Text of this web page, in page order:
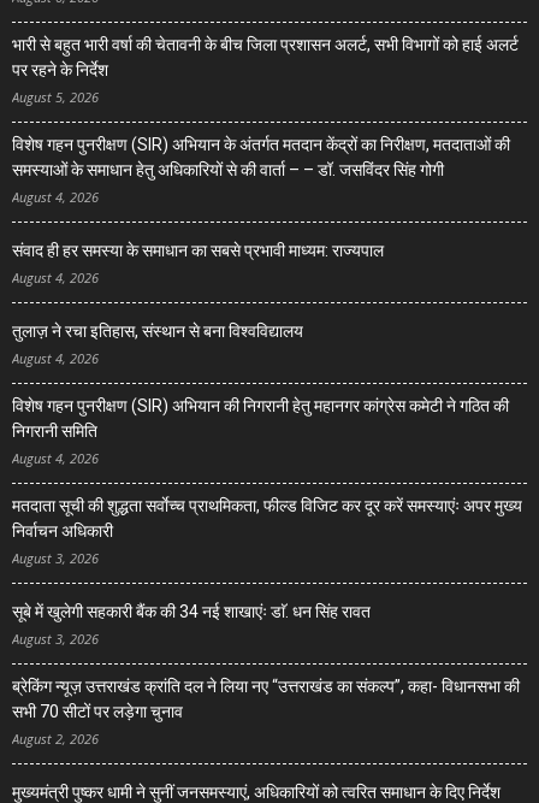
भारी से बहुत भारी वर्षा की चेतावनी के बीच जिला प्रशासन अलर्ट, सभी विभागों को हाई अलर्ट
पर रहने के निर्देश
August 5, 2026
विशेष गहन पुनरीक्षण (SIR) अभियान के अंतर्गत मतदान केंद्रों का निरीक्षण, मतदाताओं की
समस्याओं के समाधान हेतु अधिकारियों से की वार्ता – – डॉ. जसविंदर सिंह गोगी
August 4, 2026
संवाद ही हर समस्या के समाधान का सबसे प्रभावी माध्यम: राज्यपाल
August 4, 2026
तुलाज़ ने रचा इतिहास, संस्थान से बना विश्वविद्यालय
August 4, 2026
विशेष गहन पुनरीक्षण (SIR) अभियान की निगरानी हेतु महानगर कांग्रेस कमेटी ने गठित की
निगरानी समिति
August 4, 2026
मतदाता सूची की शुद्धता सर्वाेच्च प्राथमिकता, फील्ड विजिट कर दूर करें समस्याएंः अपर मुख्य
निर्वाचन अधिकारी
August 3, 2026
सूबे में खुलेगी सहकारी बैंक की 34 नई शाखाएंः डाॅ. धन सिंह रावत
August 3, 2026
ब्रेकिंग न्यूज़ उत्तराखंड क्रांति दल ने लिया नए “उत्तराखंड का संकल्प”, कहा- विधानसभा की
सभी 70 सीटों पर लड़ेगा चुनाव
August 2, 2026
मुख्यमंत्री पुष्कर धामी ने सुनीं जनसमस्याएं, अधिकारियों को त्वरित समाधान के दिए निर्देश